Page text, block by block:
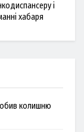
і
хабаря
колишню